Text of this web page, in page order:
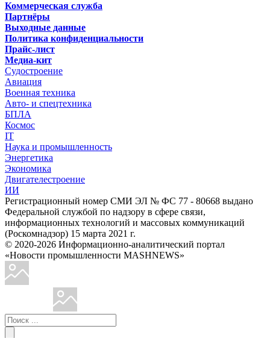
Коммерческая служба
Партнёры
Выходные данные
Политика конфиденциальности
Прайс-лист
Медиа-кит
Судостроение
Авиация
Военная техника
Авто- и спецтехника
БПЛА
Космос
IT
Наука и промышленность
Энергетика
Экономика
Двигателестроение
ИИ
Регистрационный номер СМИ ЭЛ № ФС 77 - 80668 выдано
Федеральной службой по надзору в сфере связи,
информационных технологий и массовых коммуникаций
(Роскомнадзор) 15 марта 2021 г.
© 2020-2026 Информационно-аналитический портал
«Новости промышленности MASHNEWS»